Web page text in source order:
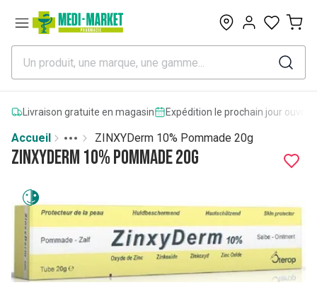
0
Livraison gratuite en magasin Expédition le prochain jour
Accueil
More
Toggle menu
ZINXYDerm 10% Pommade 20g
ZINXYDerm 10% Pommade 20g